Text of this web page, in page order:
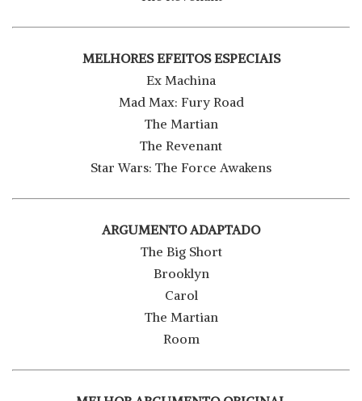
MELHORES EFEITOS ESPECIAIS
Ex Machina
Mad Max: Fury Road
The Martian
The Revenant
Star Wars: The Force Awakens
ARGUMENTO ADAPTADO
The Big Short
Brooklyn
Carol
The Martian
Room